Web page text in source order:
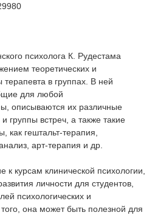
психолога К. Рудестама
теоретических и
терапевта в группах. В ней
для любой
описываются их различные
группы встреч, а также такие
гештальт-терапия,
арт-терапия и др.
к курсам клинической психологии,
личности для студентов,
психологических и
она может быть полезной для